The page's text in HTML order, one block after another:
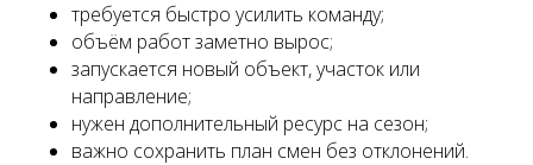
требуется быстро усилить команду;
объём работ заметно вырос;
запускается новый объект, участок или
направление;
нужен дополнительный ресурс на сезон;
важно сохранить план смен без отклонений.